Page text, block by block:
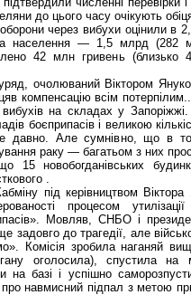
до цього часу очікують
через вибухи оцінили в
а населення — 1,5 млрд (282
42 млн гривень (близько
очолюваний Віктором
компенсацію всім
вибухів на складах у
боєприпасів і великою
давно. Але сумнівно, що в
раку — багатьом з них
новобогданівських
.
під керівництвом
процесом
Мовляв, СНБО і
задовго до трагедії, але
Комісія зробила наганяй
оголосила), спустила на
на базі і успішно
навмисний підпал з метою